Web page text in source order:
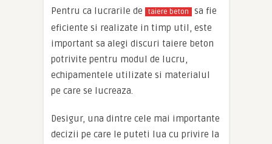
Pentru ca lucrarile de taiere beton
sa fie
eficiente si realizate in timp util, este
important sa alegi discuri taiere beton
potrivite pentru modul de lucru,
echipamentele utilizate si materialul
pe care se lucreaza.
Desigur, una dintre cele mai importante
decizii pe care le puteti lua cu privire la